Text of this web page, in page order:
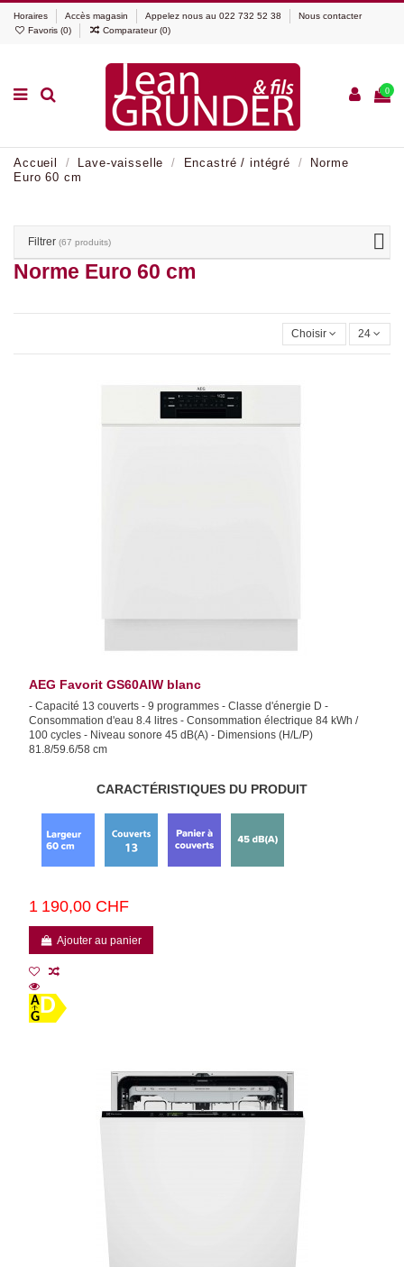
Horaires Accès magasin Appelez nous au 022 732 52 38
Nous contacter
Favoris (0) Comparateur (0)
0
Accueil Lave-vaisselle Encastré / intégré
Norme
Euro 60 cm
Norme Euro 60 cm
Choisir 24
AEG Favorit GS60AIW blanc
- Capacité 13 couverts - 9 programmes - Classe d'énergie D -
Consommation d'eau 8.4 litres - Consommation électrique 84 kWh /
100 cycles - Niveau sonore 45 dB(A) - Dimensions (H/L/P)
81.8/59.6/58 cm
CARACTÉRISTIQUES DU PRODUIT
1 190,00 CHF
Ajouter au panier
D
Filtrer (67 produits)